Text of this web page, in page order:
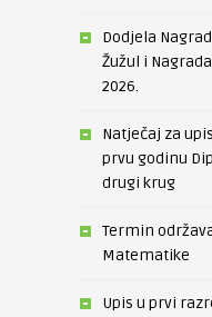
Dodjela
Žužul i
2026.
Natječaj za
prvu godinu
drugi krug
Termin
Matematike
Upis u prvi